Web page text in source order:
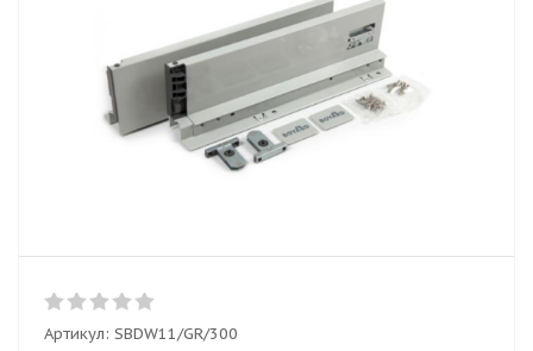
Артикул: SBDW11/GR/300